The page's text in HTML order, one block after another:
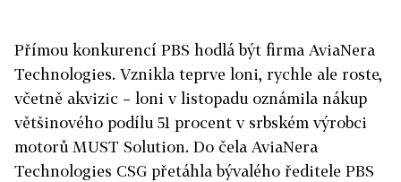
Přímou konkurencí PBS hodlá být firma Avia­Nera
Technologies. Vznikla teprve loni, rychle ale roste,
včetně akvizic – loni v listopadu oznámila nákup
většinového podílu 51 procent v srbském výrobci
motorů MUST Solution. Do čela AviaNera
Technologies CSG přetáhla bývalého ředitele PBS